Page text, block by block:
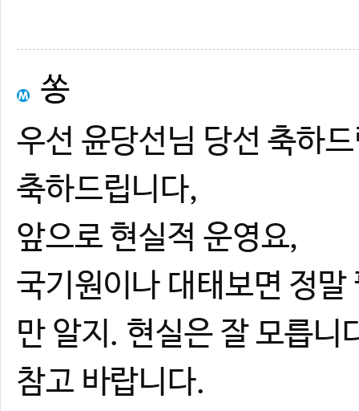
쏭
우선 윤당선님 당선 축하
축하드립니다,
앞으로 현실적 운영요,
국기원이나 대태보면 정
만 알지. 현실은 잘 모릅니
참고 바랍니다.